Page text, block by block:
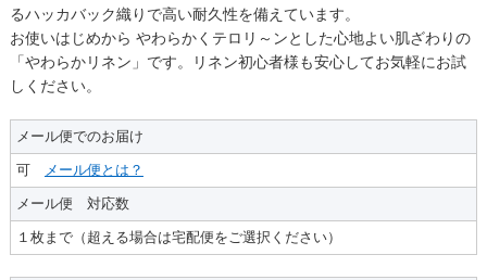
るハッカバック織りで高い耐久性を備えています。
お使いはじめから やわらかくテロリ～ンとした心地よい肌ざわりの
「やわらかリネン」です。リネン初心者様も安心してお気軽にお試
しください。
メール便でのお届け
可 メール便とは？
メール便 対応数
１枚まで（超える場合は宅配便をご選択ください）